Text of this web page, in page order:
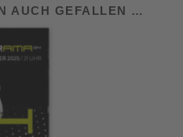
AUCH GEFALLEN …